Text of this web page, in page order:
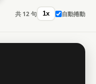
共 12 句 1x 自動捲動